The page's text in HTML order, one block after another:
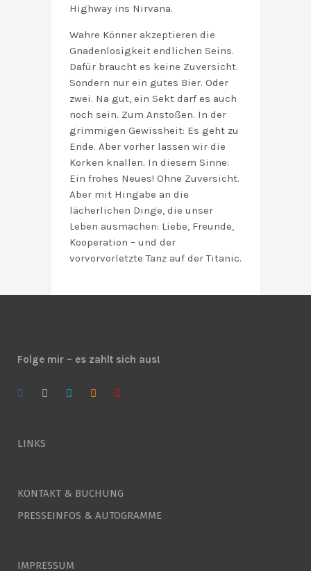
Highway ins Nirvana.
Wahre Könner akzeptieren die
Gnadenlosigkeit endlichen Seins.
Dafür braucht es keine Zuversicht.
Sondern nur ein gutes Bier. Oder
zwei. Na gut, ein Sekt darf es auch
noch sein. Zum Anstoßen. In der
grimmigen Gewissheit: Es geht zu
Ende. Aber vorher lassen wir die
Korken knallen. In diesem Sinne:
Ein frohes Neues! Ohne Zuversicht.
Aber mit Hingabe an die
lächerlichen Dinge, die unser
Leben ausmachen: Liebe, Freunde,
Kooperation – und der
vorvorvorletzte Tanz auf der Titanic.
Folge mir – es zahlt sich aus!
LINKS
KONTAKT & BUCHUNG
PRESSEINFOS & AUTOGRAMME
IMPRESSUM